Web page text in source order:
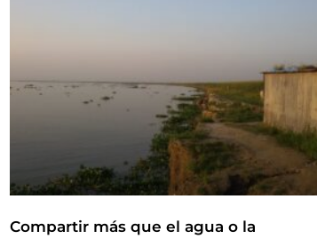
Compartir más que el agua o la